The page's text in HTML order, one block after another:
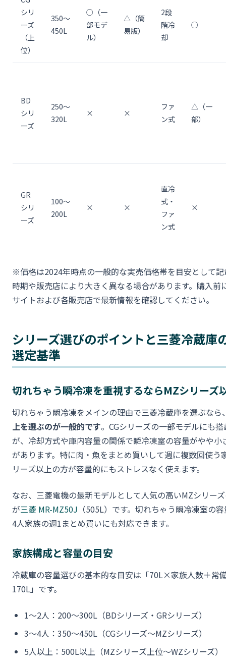
シリ
ーズ
（上
位）
350〜
450L
○（一
部モデ
ル）
△（簡
易版）
2段
階冷
却
○
BD
シリ
ーズ
250〜
320L
× ×
ファ
ン式
△（一
部）
GR
シリ
ーズ
100〜
200L
× ×
直冷
式・
ファ
ン式
×
※価格は2024年時点の一般的な実売価格帯を目安として記
時期や販売店により大きく異なる場合があります。購入前
サイトおよび各販売店で最新情報を確認してください。
シリーズ選びのポイントと三菱冷蔵庫
選定基準
切れちゃう瞬冷凍を重視するならMZシリーズ
切れちゃう瞬冷凍をメインの理由で三菱冷蔵庫を選ぶなら
上を選ぶのが一般的です。CGシリーズの一部モデルにも
が、冷却方式や庫内容量の関係で瞬冷凍室の容量がやや小
があります。特に肉・魚をまとめ買いして週に複数回使う
リーズ以上の方が容量的にもストレスなく使えます。
なお、三菱電機の最新モデルとして人気の高いMZシリー
が三菱 MR-MZ50J （505L）です。切れちゃう瞬冷凍室の
4人家族の週1まとめ買いにも対応できます。
家族構成と容量の目安
冷蔵庫の容量選びの基本的な目安は「70L×家族人数＋常
170L」です。
1〜2人：200〜300L（BDシリーズ・GRシリーズ）
3〜4人：350〜450L（CGシリーズ〜MZシリーズ）
5人以上：500L以上（MZシリーズ上位〜WZシリーズ）